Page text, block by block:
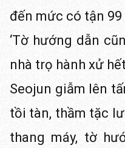
đến mức có tận
‘Tờ hướng dẫn
nhà trọ hành xử
Seojun giẫm lên
tồi tàn, thầm tặc
thang máy, tờ